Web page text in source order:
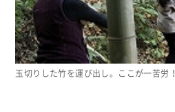
玉切りした竹を運び出し。ここが一苦労！